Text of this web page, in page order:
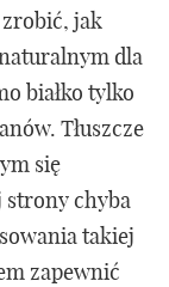
jak
naturalnym dla
białko tylko
Tłuszcze
się
strony chyba
takiej
zapewnić